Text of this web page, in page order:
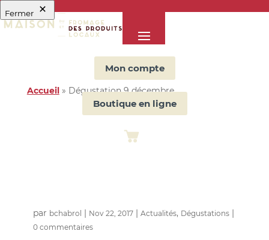
Mon compte
Boutique en ligne
Accueil» Dégustation 9 décembre
par bchabrol | Nov 22, 2017| Actualités, Dégustations|
0 commentaires
Fermer